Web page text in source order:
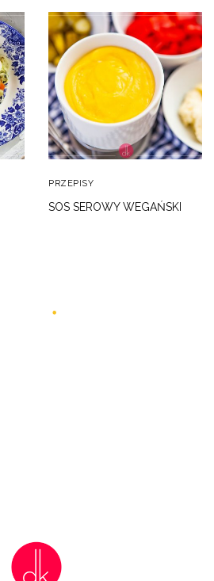
PRZEPISY
SOS SEROWY WEGAŃSKI